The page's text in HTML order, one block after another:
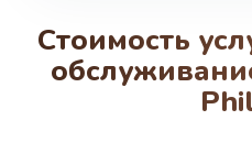
Стоимость